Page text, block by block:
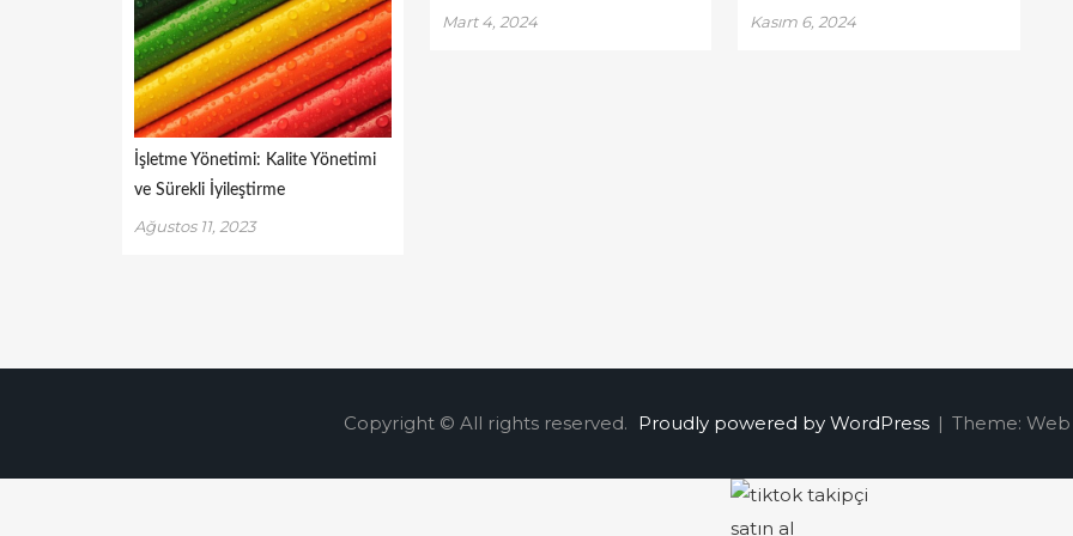
İşletme Yönetimi: Kalite Yönetimi
ve Sürekli İyileştirme
Ağustos 11, 2023
Mart 4, 2024 Kasım 6, 2024
Copyright © All rights reserved. Proudly powered by WordPress | Theme: